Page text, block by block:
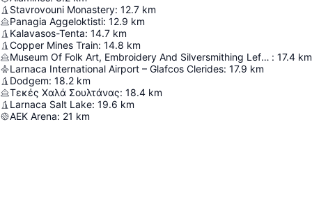
Stavrovouni Monastery: 12.7 km
Panagia Aggeloktisti: 12.9 km
Kalavasos-Tenta: 14.7 km
Copper Mines Train: 14.8 km
Museum Of Folk Art, Embroidery And Silversmithing Lefkara : 17.4 km
Larnaca International Airport – Glafcos Clerides: 17.9 km
Dodgem: 18.2 km
Τεκές Χαλά Σουλτάνας: 18.4 km
Larnaca Salt Lake: 19.6 km
AEK Arena: 21 km